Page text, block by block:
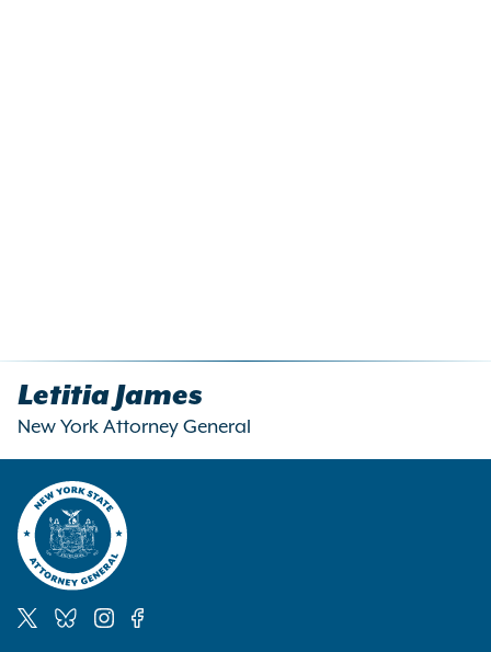
Letitia James
New York Attorney General